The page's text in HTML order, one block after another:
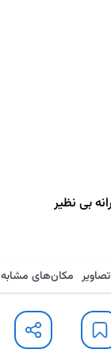
بی نظیر
تصاویر مکان‌های مشابه